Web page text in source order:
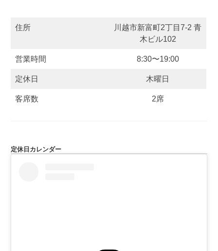
住所
川越市新富町2丁目7-2 青
木ビル102
営業時間 8:30〜19:00
定休日 木曜日
客席数 2席
定休日カレンダー